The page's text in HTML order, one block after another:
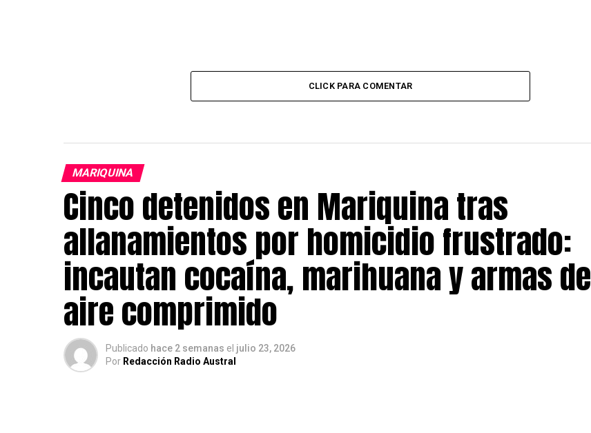
CLICK PARA COMENTAR
MARIQUINA
Cinco detenidos en Mariquina tras
allanamientos por homicidio frustrado:
incautan cocaína, marihuana y armas de
aire comprimido
Publicado hace 2 semanas el julio 23, 2026
Por Redacción Radio Austral